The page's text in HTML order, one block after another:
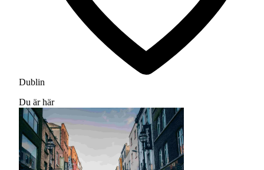
Dublin
Du är här